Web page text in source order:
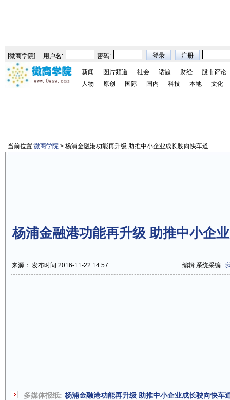
[微商学院] 用户名: 密码:
新闻 图片频道 社会 话题 财经
股市评论
人物
原创 国际 国内 科技 本地 文化
当前位置:微商学院 > 杨浦金融港功能再升级 助推中小企业成长驶向快车道
杨浦金融港功能再升级 助推中小企
来源： 发布时间 2016-11-22 14:57 编辑:系统采编
多媒体报纸: 杨浦金融港功能再升级 助推中小企业成长驶向快车